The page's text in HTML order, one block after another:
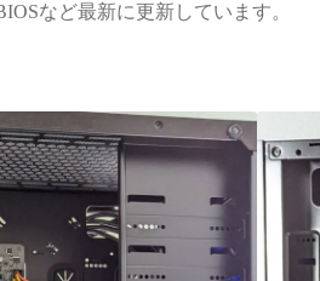
など最新に更新しています。